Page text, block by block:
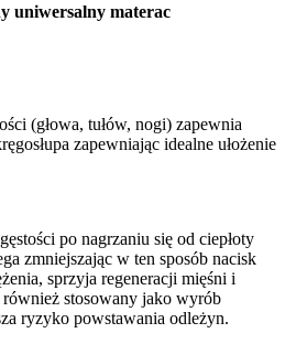
uniwersalny materac
(głowa, tułów, nogi) zapewnia
zapewniając idealne ułożenie
po nagrzaniu się od ciepłoty
zmniejszając w ten sposób nacisk
sprzyja regeneracji mięśni i
stosowany jako wyrób
ryzyko powstawania odleżyn.